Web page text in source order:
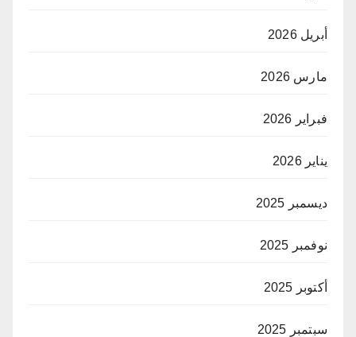
أبريل 2026
مارس 2026
فبراير 2026
يناير 2026
ديسمبر 2025
نوفمبر 2025
أكتوبر 2025
سبتمبر 2025